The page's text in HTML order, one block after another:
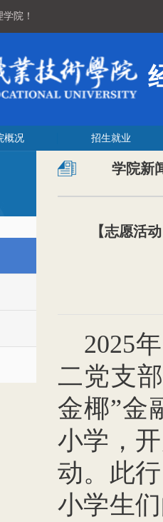
院！
概况 招生就业
学院新
【志愿活
2025
二党支
金椰”金
小学，
动。此
小学生